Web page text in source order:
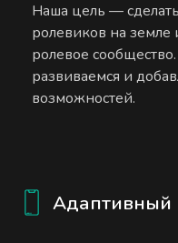
Наша цель —
ролевиков на
ролевое
развиваемся и
возможностей.
Адаптивный